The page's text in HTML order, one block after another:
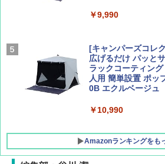
￥1,760
￥1,540
￥9,990
[キャンパーズコレ
広げるだけ パッと
ラックコーティン
人用 簡単設置 ポッ
0B エクルベージュ
￥10,990
Amazonランキングをも